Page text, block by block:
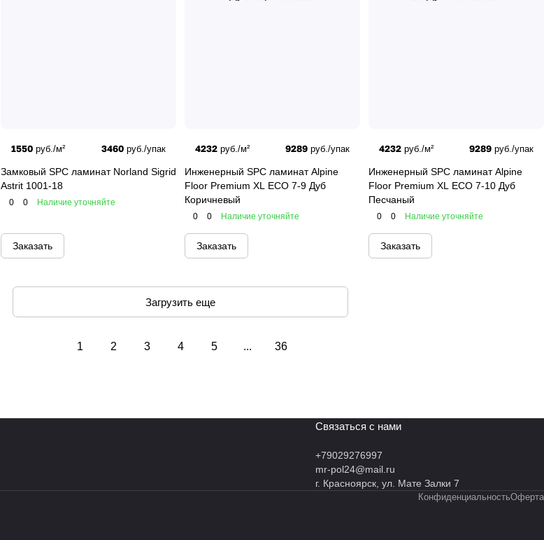
1550 руб./м² 3460 руб./упак
Замковый SPC ламинат Norland Sigrid
Astrit 1001-18
0 0 Наличие уточняйте
Заказать
4232 руб./м² 9289 руб./упак
Инженерный SPC ламинат Alpine
Floor Premium XL ECO 7-9 Дуб
Коричневый
0 0 Наличие уточняйте
Заказать
4232 руб./м² 9289 руб./упак
Инженерный SPC ламинат Alpine
Floor Premium XL ECO 7-10 Дуб
Песчаный
0 0 Наличие уточняйте
Заказать
Загрузить еще
1 2 3 4 5 ... 36
Связаться с нами
+79029276997
mr-pol24@mail.ru
г. Красноярск, ул. Мате Залки 7
КонфиденциальностьОферта